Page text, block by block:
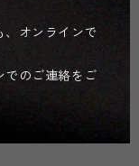
、オンラインで
でのご連絡をご